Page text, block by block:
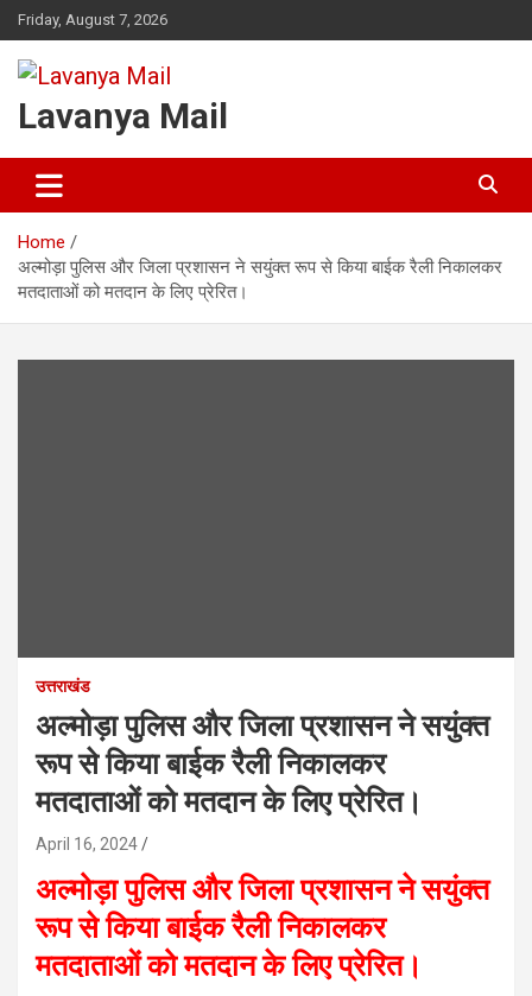
Skip
to
content
Friday, August 7, 2026
Lavanya Mail
Home
अल्मोड़ा पुलिस और जिला प्रशासन ने सयुंक्त रूप से किया बाईक रैली निकालकर
मतदाताओं को मतदान के लिए प्रेरित।
उत्तराखंड
अल्मोड़ा पुलिस और जिला प्रशासन ने सयुंक्त
रूप से किया बाईक रैली निकालकर
मतदाताओं को मतदान के लिए प्रेरित।
April 16, 2024
अल्मोड़ा पुलिस और जिला प्रशासन ने सयुंक्त
रूप से किया बाईक रैली निकालकर
मतदाताओं को मतदान के लिए प्रेरित।